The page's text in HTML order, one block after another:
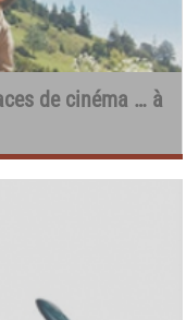
de cinéma … à